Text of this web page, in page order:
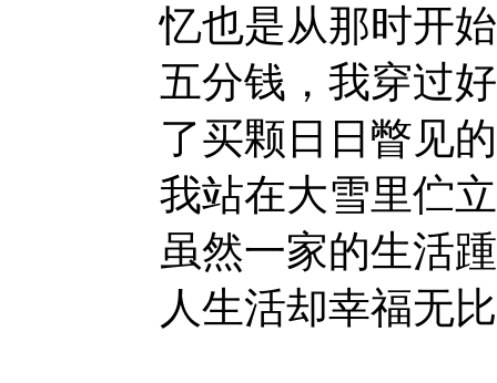
忆也是从那时开
五分钱，我穿过
了买颗日日瞥见
我站在大雪里伫
虽然一家的生活
人生活却幸福无